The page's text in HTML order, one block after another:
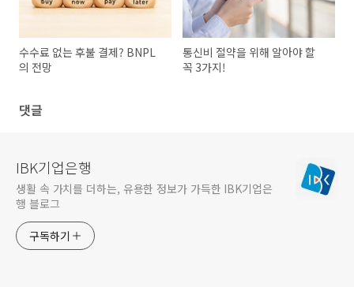
수수료 없는 후불 결제? BNPL
의 전망
통신비 절약을 위해 알아야 할
꼭 3가지!
댓글
IBK기업은행
생활 속 가치를 더하는, 유용한 정보가 가득한 IBK기업은
행 블로그
구독하기